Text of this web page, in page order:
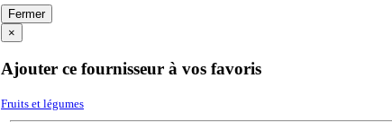
Fermer
×
Ajouter ce fournisseur à vos favoris
Fruits et légumes